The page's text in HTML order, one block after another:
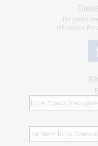
Dir gefällt
mit deinen